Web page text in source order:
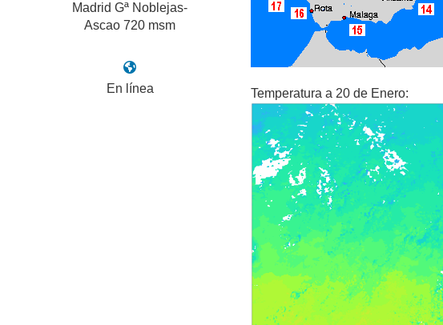
Madrid Gª Noblejas-
Ascao 720 msm
En línea Temperatura a 20 de Enero: